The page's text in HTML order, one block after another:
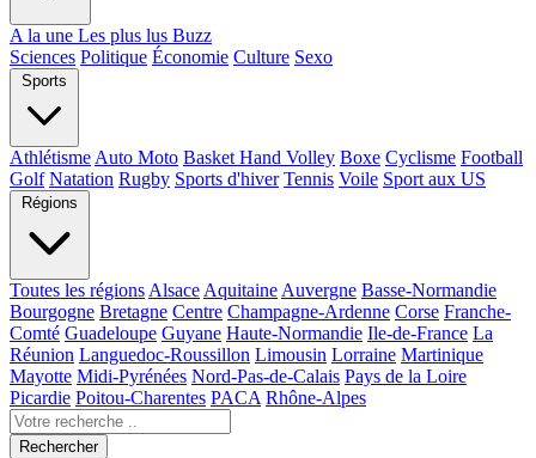
A la une Les plus lus Buzz
Sciences Politique Économie Culture Sexo
Sports
Athlétisme Auto Moto Basket Hand Volley Boxe Cyclisme Football
Golf Natation Rugby Sports d'hiver Tennis Voile Sport aux US
Régions
Toutes les régions Alsace Aquitaine Auvergne Basse-Normandie
Bourgogne Bretagne Centre Champagne-Ardenne Corse Franche-
Comté Guadeloupe Guyane Haute-Normandie Ile-de-France La
Réunion Languedoc-Roussillon Limousin Lorraine Martinique
Mayotte Midi-Pyrénées Nord-Pas-de-Calais Pays de la Loire
Picardie Poitou-Charentes PACA Rhône-Alpes
Rechercher